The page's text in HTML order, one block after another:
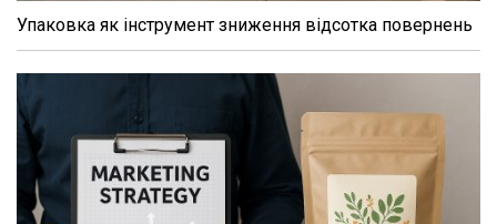
Упаковка як інструмент зниження відсотка повернень